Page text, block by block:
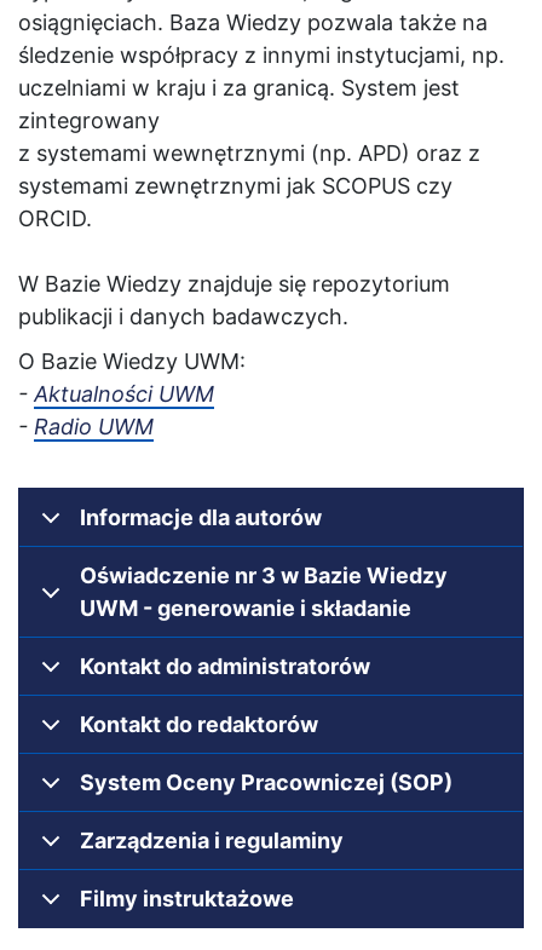
osiągnięciach. Baza Wiedzy pozwala także na
śledzenie współpracy z innymi instytucjami, np.
uczelniami w kraju i za granicą. System jest
zintegrowany
z systemami wewnętrznymi (np. APD) oraz z
systemami zewnętrznymi jak SCOPUS czy
ORCID.
W Bazie Wiedzy znajduje się repozytorium
publikacji i danych badawczych.
O Bazie Wiedzy UWM:
-Aktualności UWM
- Radio UWM
Informacje dla autorów
Oświadczenie nr 3 w Bazie Wiedzy
UWM - generowanie i składanie
Kontakt do administratorów
Kontakt do redaktorów
System Oceny Pracowniczej (SOP)
Zarządzenia i regulaminy
Filmy instruktażowe